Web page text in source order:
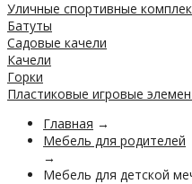
Уличные спортивные
Батуты
Садовые качели
Качели
Горки
Пластиковые игровые
Главная →
Мебель для родителей
→
Мебель для детской